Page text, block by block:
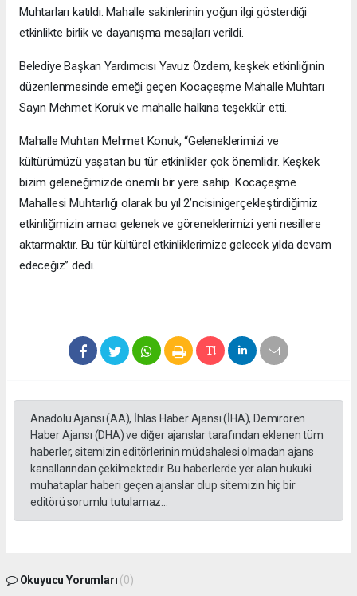
Muhtarları katıldı. Mahalle sakinlerinin yoğun ilgi gösterdiği
etkinlikte birlik ve dayanışma mesajları verildi.
Belediye Başkan Yardımcısı Yavuz Özdem, keşkek etkinliğinin
düzenlenmesinde emeği geçen Kocaçeşme Mahalle Muhtarı
Sayın Mehmet Koruk ve mahalle halkına teşekkür etti.
Mahalle Muhtarı Mehmet Konuk, “Geleneklerimizi ve
kültürümüzü yaşatan bu tür etkinlikler çok önemlidir. Keşkek
bizim geleneğimizde önemli bir yere sahip. Kocaçeşme
Mahallesi Muhtarlığı olarak bu yıl 2’ncisinigerçekleştirdiğimiz
etkinliğimizin amacı gelenek ve göreneklerimizi yeni nesillere
aktarmaktır. Bu tür kültürel etkinliklerimize gelecek yılda devam
edeceğiz” dedi.
Anadolu Ajansı (AA), İhlas Haber Ajansı (İHA), Demirören
Haber Ajansı (DHA) ve diğer ajanslar tarafından eklenen tüm
haberler, sitemizin editörlerinin müdahalesi olmadan ajans
kanallarından çekilmektedir. Bu haberlerde yer alan hukuki
muhataplar haberi geçen ajanslar olup sitemizin hiç bir
editörü sorumlu tutulamaz...
Okuyucu Yorumları (0)